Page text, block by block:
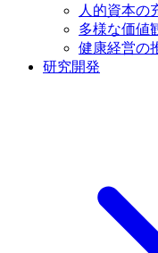
人的資本の
多様な価値
健康経営の
研究開発